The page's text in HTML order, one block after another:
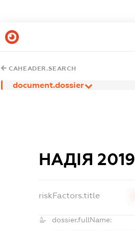
CAHEADER.SEARCH
document.dossier
НАДІЯ 2019
riskFactors.title
dossier.fullName: